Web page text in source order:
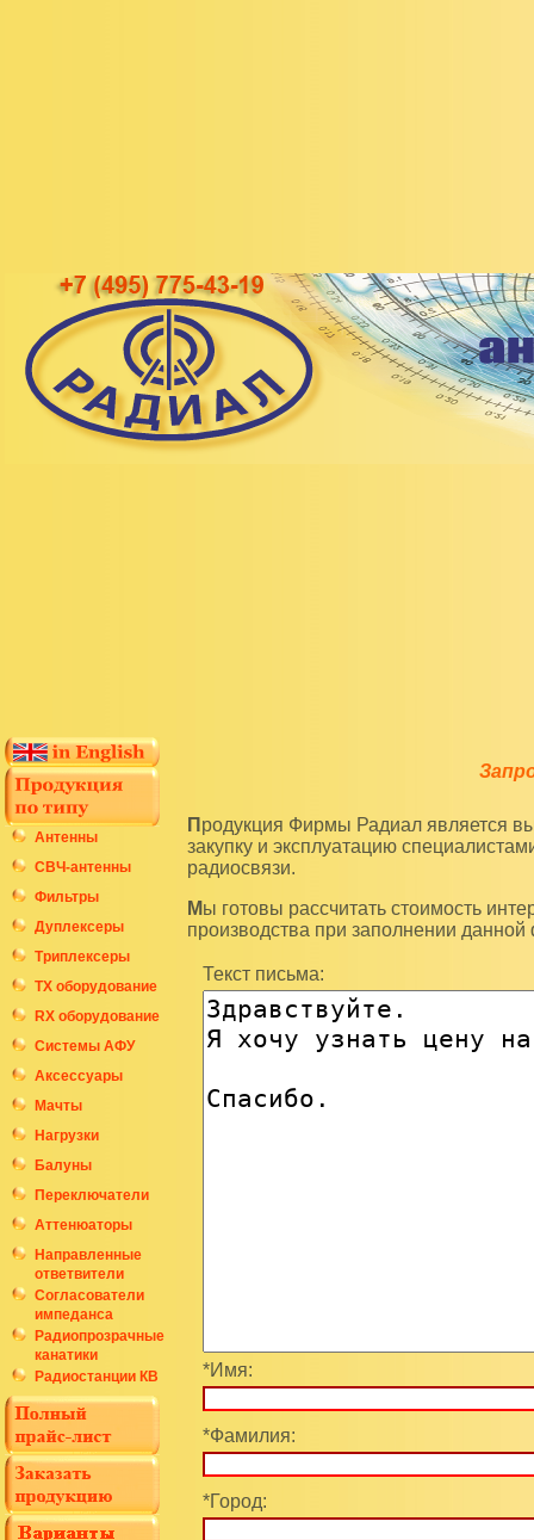
Антенны
СВЧ-антенны
Фильтры
Дуплексеры
Триплексеры
ТХ оборудование
RX оборудование
Системы АФУ
Аксессуары
Мачты
Нагрузки
Балуны
Переключатели
Аттенюаторы
Направленные
ответвители
Согласователи
импеданса
Радиопрозрачные
канатики
Радиостанции КВ
Продукция Фирмы Радиал является высокотехнологичным оборудованием и подразумевает
закупку и эксплуатацию
радиосвязи.
Мы готовы рассчитать стоимость интересующих вас изделий по последним ценам нашего
производства при заполнении
Текст письма:
*Имя:
*Фамилия:
*Город: